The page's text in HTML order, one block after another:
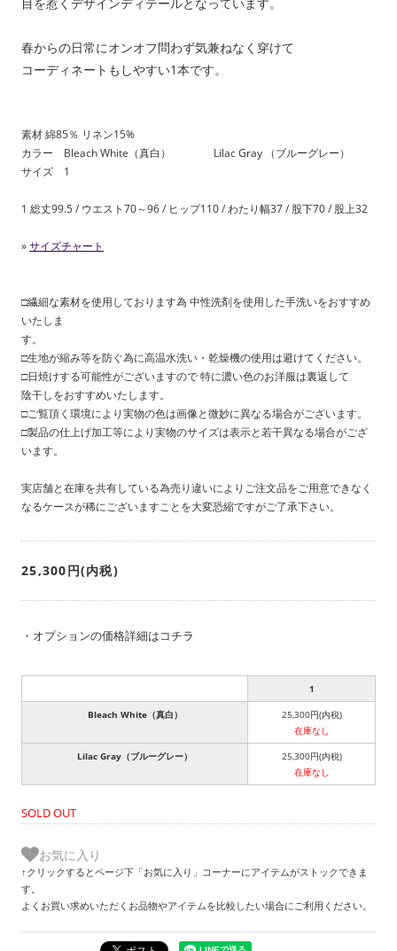
春からの日常にオンオフ問わず気兼ねなく穿けて
コーディネートもしやすい1本です。
素材 綿85％ リネン15%
カラー Bleach White（真白） Lilac Gray （ブルーグレー）
サイズ 1
1 総丈99.5 / ウエスト70～96 / ヒップ110 / わたり幅37 / 股下70 / 股上32
»サイズチャート
□繊細な素材を使用しております為 中性洗剤を使用した手洗いをおすすめ
いたしま
す。
□生地が縮み等を防ぐ為に高温水洗い・乾燥機の使用は避けてください。
□日焼けする可能性がございますので 特に濃い色のお洋服は裏返して
陰干しをおすすめいたします。
□ご覧頂く環境により実物の色は画像と微妙に異なる場合がございます。
□製品の仕上げ加工等により実物のサイズは表示と若干異なる場合がござ
います。
実店舗と在庫を共有している為売り違いによりご注文品をご用意できなく
なるケースが稀にございますことを大変恐縮ですがご了承下さい。
25,300円(内税)
・ オプションの価格詳細はコチラ
1
Bleach White（真白）
25,300円(内税)
在庫なし
Lilac Gray（ブルーグレー）
25,300円(内税)
在庫なし
SOLD OUT
お気に入り
↑クリックするとページ下「お気に入り」コーナーにアイテムがストックできま
す。
よくお買い求めいただくお品物やアイテムを比較したい場合にご利用ください。